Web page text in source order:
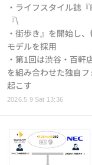
2026.5.9 Sat 13:36
・ライフスタイル誌
『\
・街歩き』を開始し
モデルを採用
・第1回は渋谷・百軒
を組み合わせた独自
起こす